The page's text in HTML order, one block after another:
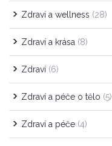
Zdraví a wellness (28)
Zdraví a krása (8)
Zdraví (6)
Zdraví a péče o tělo (5)
Zdraví a péče (4)